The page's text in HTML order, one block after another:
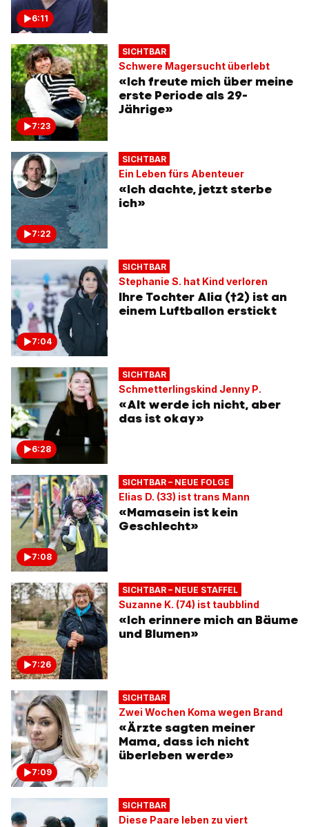
6:11
7:23
SICHTBAR
Schwere Magersucht überlebt
«Ich freute mich über meine
erste Periode als 29-
Jährige»
7:22
SICHTBAR
Ein Leben fürs Abenteuer
«Ich dachte, jetzt sterbe
ich»
7:04
SICHTBAR
Stephanie S. hat Kind verloren
Ihre Tochter Alia (†2) ist an
einem Luftballon erstickt
6:28
SICHTBAR
Schmetterlingskind Jenny P.
«Alt werde ich nicht, aber
das ist okay»
7:08
SICHTBAR – NEUE FOLGE
Elias D. (33) ist trans Mann
«Mamasein ist kein
Geschlecht»
7:26
SICHTBAR – NEUE STAFFEL
Suzanne K. (74) ist taubblind
«Ich erinnere mich an Bäume
und Blumen»
7:09
SICHTBAR
Zwei Wochen Koma wegen Brand
«Ärzte sagten meiner
Mama, dass ich nicht
überleben werde»
SICHTBAR
Diese Paare leben zu viert